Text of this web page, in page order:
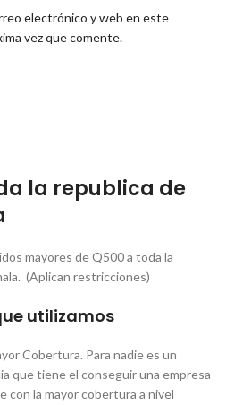
electrónico y web en este
vez que comente.
la republica de
mayores de Q500 a toda la
(Aplican restricciones)
utilizamos
Cobertura. Para nadie es un
que tiene el conseguir una empresa
con la mayor cobertura a nivel